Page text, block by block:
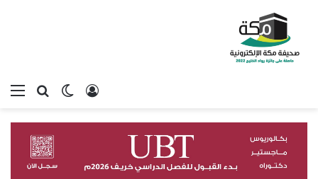
بحثالوضع
تسجيل الدخول